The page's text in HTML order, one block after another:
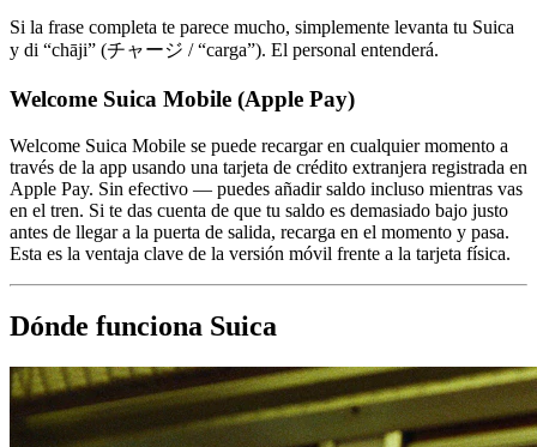
Si la frase completa te parece mucho, simplemente levanta tu Suica
y di “chāji” (チャージ / “carga”). El personal entenderá.
Welcome Suica Mobile (Apple Pay)
Welcome Suica Mobile se puede recargar en cualquier momento a
través de la app usando una tarjeta de crédito extranjera registrada en
Apple Pay. Sin efectivo — puedes añadir saldo incluso mientras vas
en el tren. Si te das cuenta de que tu saldo es demasiado bajo justo
antes de llegar a la puerta de salida, recarga en el momento y pasa.
Esta es la ventaja clave de la versión móvil frente a la tarjeta física.
Dónde funciona Suica